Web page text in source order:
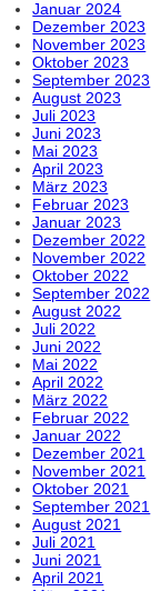
Januar 2024
Dezember 2023
November 2023
Oktober 2023
September 2023
August 2023
Juli 2023
Juni 2023
Mai 2023
April 2023
März 2023
Februar 2023
Januar 2023
Dezember 2022
November 2022
Oktober 2022
September 2022
August 2022
Juli 2022
Juni 2022
Mai 2022
April 2022
März 2022
Februar 2022
Januar 2022
Dezember 2021
November 2021
Oktober 2021
September 2021
August 2021
Juli 2021
Juni 2021
April 2021